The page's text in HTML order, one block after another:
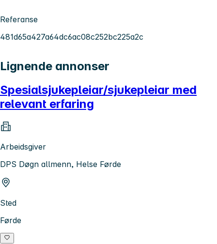
Referanse
481d65a427a64dc6ac08c252bc225a2c
Lignende annonser
Spesialsjukepleiar/sjukepleiar med
relevant erfaring
Arbeidsgiver
DPS Døgn allmenn, Helse Førde
Sted
Førde